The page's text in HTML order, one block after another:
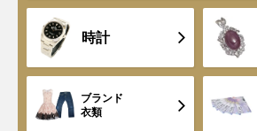
時計
ブランド
衣類